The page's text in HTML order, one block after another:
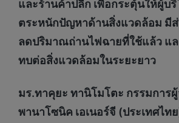
และร้านค้าปลีก เพื่อกระตุ้นให้ผู้บ
ตระหนักปัญหาด้านสิ่งแวดล้อม มี
ลดปริมาณถ่านไฟฉายที่ใช้แล้ว แล
ทบต่อสิ่งแวดล้อมในระยะยาว
มร.ทาคุยะ ทานิโมโตะ กรรมการ
พานาโซนิค เอเนอร์จี (ประเทศไท